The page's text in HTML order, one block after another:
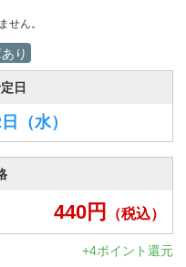
せん。
り
日
（水）
440円 （税込）
+4ポイント還元